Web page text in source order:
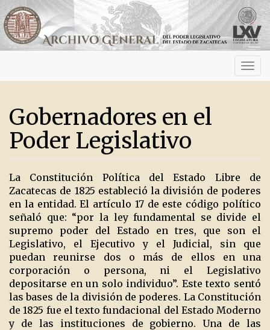
Gobernadores en el
Poder Legislativo
La Constitución Política del Estado Libre de
Zacatecas de 1825 estableció la división de poderes
en la entidad. El artículo 17 de este código político
señaló que: “por la ley fundamental se divide el
supremo poder del Estado en tres, que son el
Legislativo, el Ejecutivo y el Judicial, sin que
puedan reunirse dos o más de ellos en una
corporación o persona, ni el Legislativo
depositarse en un solo individuo”. Este texto sentó
las bases de la división de poderes. La Constitución
de 1825 fue el texto fundacional del Estado Moderno
y de las instituciones de gobierno. Una de las